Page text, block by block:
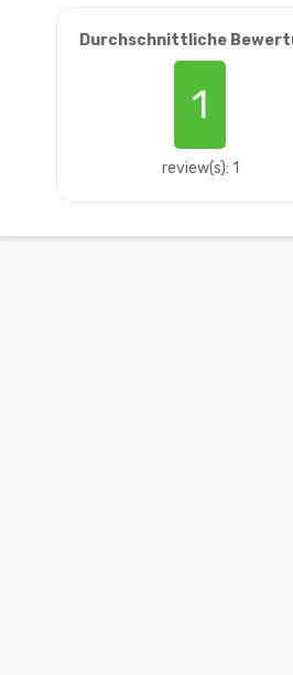
Durchschnittliche
1
review(s): 1